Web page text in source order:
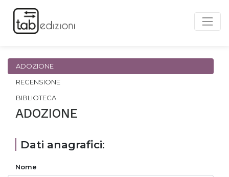
ADOZIONE
RECENSIONE
BIBLIOTECA
ADOZIONE
Dati anagrafici:
Nome